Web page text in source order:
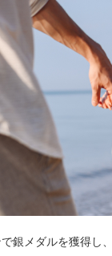
銀メダルを獲得し